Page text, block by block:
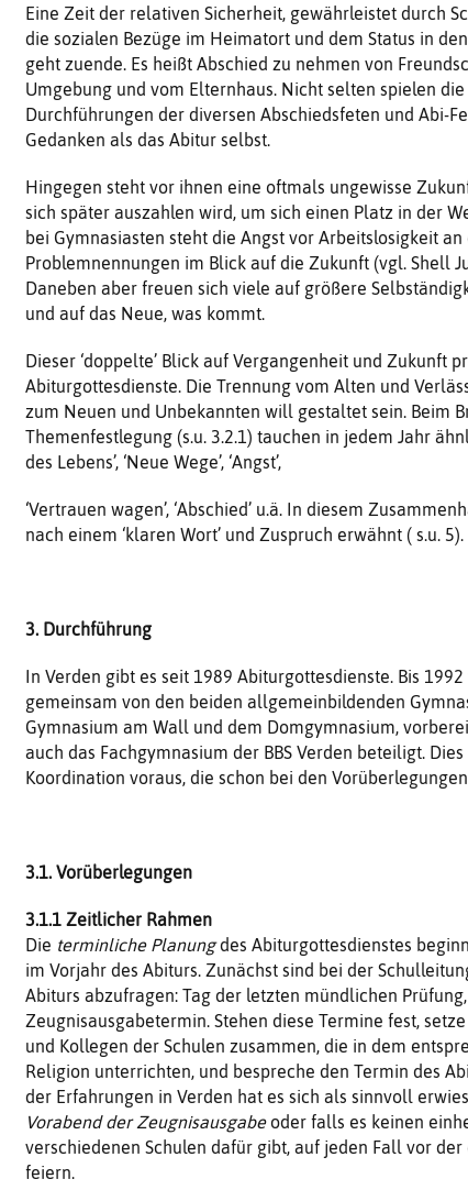
Eine Zeit der relativen Sicherheit, gewährleistet durch
die sozialen Bezüge im Heimatort und dem Status in
geht zuende. Es heißt Abschied zu nehmen von
Umgebung und vom Elternhaus. Nicht selten spielen
Durchführungen der diversen Abschiedsfeten und Abi-
Gedanken als das Abitur selbst.
Hingegen steht vor ihnen eine oftmals ungewisse
sich später auszahlen wird, um sich einen Platz in der
bei Gymnasiasten steht die Angst vor Arbeitslosigkeit
Problemnennungen im Blick auf die Zukunft (vgl. Shell
Daneben aber freuen sich viele auf größere
und auf das Neue, was kommt.
Dieser ‘doppelte’ Blick auf Vergangenheit und Zukunft
Abiturgottesdienste. Die Trennung vom Alten und
zum Neuen und Unbekannten will gestaltet sein. Beim
Themenfestlegung (s.u. 3.2.1) tauchen in jedem Jahr
des Lebens’, ‘Neue Wege’, ‘Angst’,
‘Vertrauen wagen’, ‘Abschied’ u.ä. In diesem
nach einem ‘klaren Wort’ und Zuspruch erwähnt ( s.u. 5).
3. Durchführung
In Verden gibt es seit 1989 Abiturgottesdienste. Bis
gemeinsam von den beiden allgemeinbildenden
Gymnasium am Wall und dem Domgymnasium,
auch das Fachgymnasium der BBS Verden beteiligt.
Koordination voraus, die schon bei den
3.1. Vorüberlegungen
3.1.1 Zeitlicher Rahmen
Die terminliche Planungdes Abiturgottesdienstes
im Vorjahr des Abiturs. Zunächst sind bei der
Abiturs abzufragen: Tag der letzten mündlichen
Zeugnisausgabe­termin. Stehen diese Termine fest,
und Kollegen der Schulen zusammen, die in dem
Religion unterrichten, und bespreche den Termin des
der Erfahrungen in Verden hat es sich als sinnvoll
Vorabend der Zeugnisausgabeoder falls es keinen
verschiedenen Schulen dafür gibt, auf jeden Fall vor
feiern.